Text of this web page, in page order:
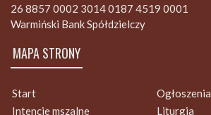
26 8857 0002 3014 0187 4519 0001
Warmiński Bank Spółdzielczy
MAPA STRONY
Start
Ogłoszenia
Intencje mszalne
Liturgia